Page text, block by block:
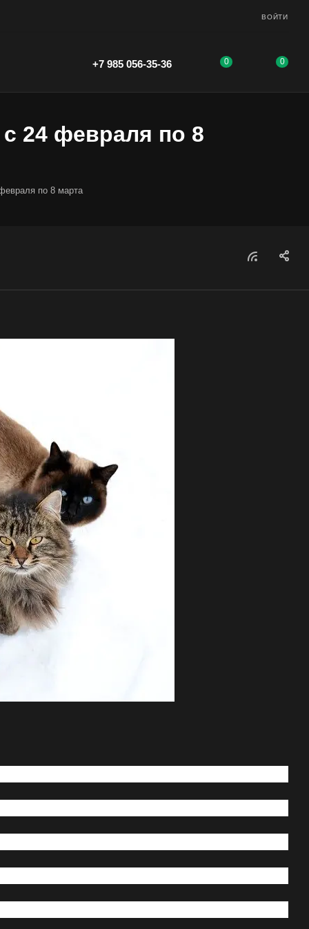
ВОЙТИ
+7 985 056-35-36 0 0
24 февраля по 8
по 8 марта